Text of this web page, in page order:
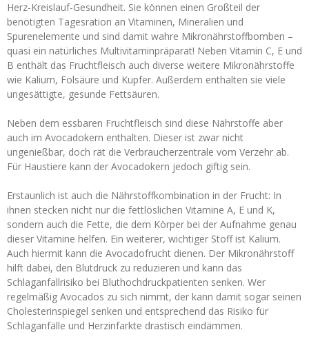
Herz-Kreislauf-Gesundheit. Sie können einen Großteil der
benötigten Tagesration an Vitaminen, Mineralien und
Spurenelemente und sind damit wahre Mikronährstoffbomben –
quasi ein natürliches Multivitaminpräparat! Neben Vitamin C, E und
B enthält das Fruchtfleisch auch diverse weitere Mikronährstoffe
wie Kalium, Folsäure und Kupfer. Außerdem enthalten sie viele
ungesättigte, gesunde Fettsäuren.
Neben dem essbaren Fruchtfleisch sind diese Nährstoffe aber
auch im Avocadokern enthalten. Dieser ist zwar nicht
ungenießbar, doch rät die Verbraucherzentrale vom Verzehr ab.
Für Haustiere kann der Avocadokern jedoch giftig sein.
Erstaunlich ist auch die Nährstoffkombination in der Frucht: In
ihnen stecken nicht nur die fettlöslichen Vitamine A, E und K,
sondern auch die Fette, die dem Körper bei der Aufnahme genau
dieser Vitamine helfen. Ein weiterer, wichtiger Stoff ist Kalium.
Auch hiermit kann die Avocadofrucht dienen. Der Mikronährstoff
hilft dabei, den Blutdruck zu reduzieren und kann das
Schlaganfallrisiko bei Bluthochdruckpatienten senken. Wer
regelmäßig Avocados zu sich nimmt, der kann damit sogar seinen
Cholesterinspiegel senken und entsprechend das Risiko für
Schlaganfälle und Herzinfarkte drastisch eindämmen.